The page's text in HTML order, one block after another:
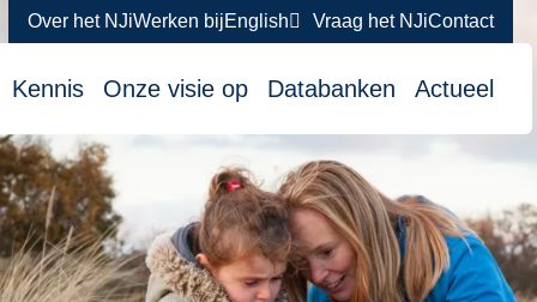
Over het NJiWerken bijEnglish Vraag het NJiContact
Kennis Onze visie op Databanken Actueel